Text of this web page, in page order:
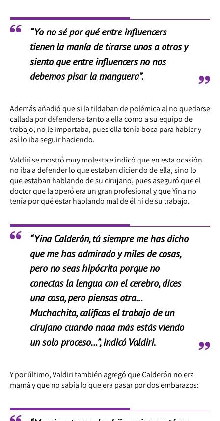
“Yo no sé por qué entre influencers
tienen la manía de tirarse unos a otros y
siento que entre influencers no nos
debemos pisar la manguera”.
Además añadió que si la tildaban de polémica al no quedarse
callada por defenderse tanto a ella como a su equipo de
trabajo, no le importaba, pues ella tenía boca para hablar y
así lo iba seguir haciendo.
Valdiri se mostró muy molesta e indicó que en esta ocasión
no iba a defender lo que estaban diciendo de ella, sino lo
que estaban hablando de su cirujano, pues aseguró que el
doctor que la operó era un gran profesional y que Yina no
tenía por qué estar hablando mal de él ni de su trabajo.
“Yina Calderón, tú siempre me has dicho
que me has admirado y miles de cosas,
pero no seas hipócrita porque no
conectas la lengua con el cerebro, dices
una cosa, pero piensas otra…
Muchachita, calificas el trabajo de un
cirujano cuando nada más estás viendo
un solo proceso…”, indicó Valdiri.
Y por último, Valdiri también agregó que Calderón no era
mamá y que no sabía lo que era pasar por dos embarazos: